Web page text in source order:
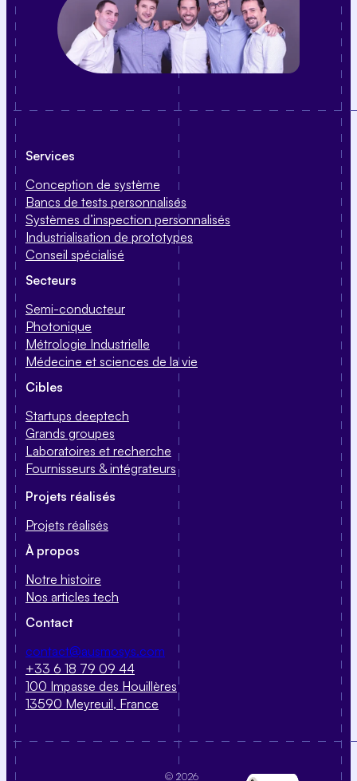
Services
Conception de système
Bancs de tests personnalisés
Systèmes d’inspection personnalisés
Industrialisation de prototypes
Conseil spécialisé
Secteurs
Semi-conducteur
Photonique
Métrologie Industrielle
Médecine et sciences de la vie
Cibles
Startups deeptech
Grands groupes
Laboratoires et recherche
Fournisseurs & intégrateurs
Projets réalisés
Projets réalisés
À propos
Notre histoire
Nos articles tech
Contact
contact@ausmosys.com
+33 6 18 79 09 44
100 Impasse des Houillères
13590 Meyreuil, France
© 2026